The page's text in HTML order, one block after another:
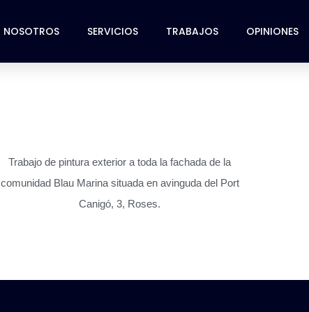
NOSOTROS SERVICIOS TRABAJOS OPINIONES
Trabajo de pintura exterior a toda la fachada de la
comunidad Blau Marina situada en avinguda del Port
Canigó, 3, Roses.